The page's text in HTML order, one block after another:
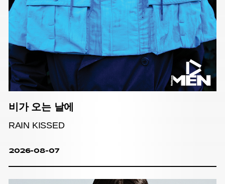
비가 오는 날에
RAIN KISSED
2026-08-07